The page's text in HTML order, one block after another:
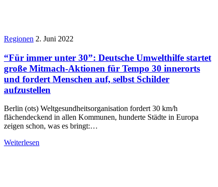
Regionen 2. Juni 2022
“Für immer unter 30”: Deutsche Umwelthilfe startet
große Mitmach-Aktionen für Tempo 30 innerorts
und fordert Menschen auf, selbst Schilder
aufzustellen
Berlin (ots) Weltgesundheitsorganisation fordert 30 km/h
flächendeckend in allen Kommunen, hunderte Städte in Europa
zeigen schon, was es bringt:…
Weiterlesen